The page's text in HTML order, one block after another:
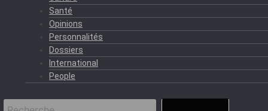
Santé
Opinions
Personnalités
Dossiers
International
People